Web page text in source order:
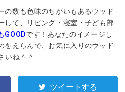
の数も色味のちがいもあるウッド
して、リビング・寝室・子ども部
GOODです！あなたのイメージし
をえらんで、お気に入りのウッド
いね＾＾
ツイートする